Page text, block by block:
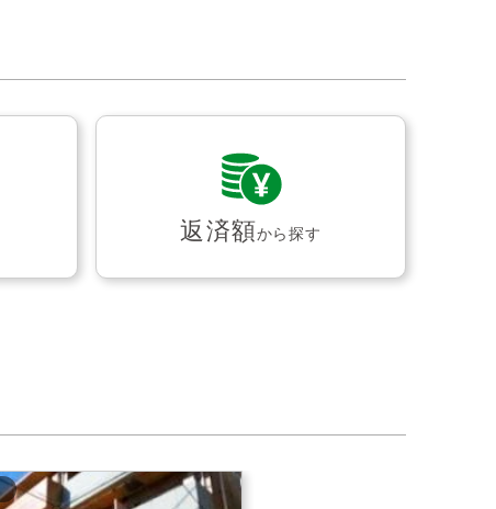
返済額から探す